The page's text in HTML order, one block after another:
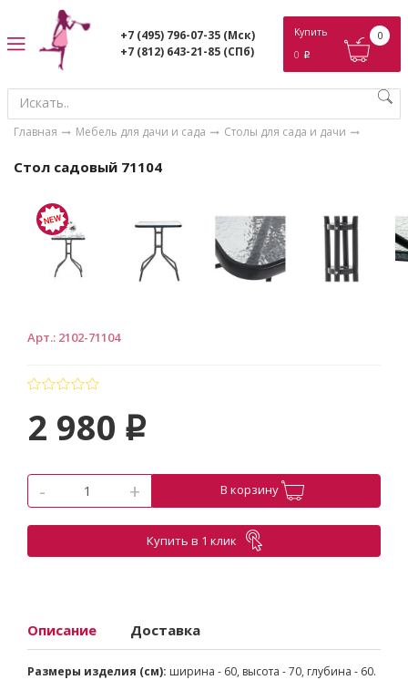
+7 (495) 796-07-35 (Мск)
+7 (812) 643-21-85 (СПб)
Купить
0 p
0
Главная Мебель для дачи и сада Столы для сада и дачи
Стол садовый 71104
Арт.: 2102-71104
2 980 p
- + В корзину
Купить в 1 клик
Описание Доставка
Размеры изделия (см): ширина - 60, высота - 70, глубина - 60.